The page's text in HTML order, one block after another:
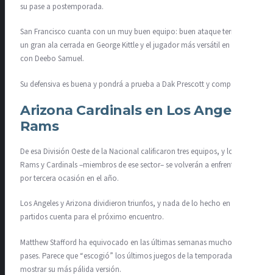
su pase a postemporada.
San Francisco cuanta con un muy buen equipo: buen ataque terrestre,
un gran ala cerrada en George Kittle y el jugador más versátil en la liga
con Deebo Samuel.
Su defensiva es buena y pondrá a prueba a Dak Prescott y compañía
Arizona Cardinals en Los Angeles
Rams
De esa División Oeste de la Nacional calificaron tres equipos, y los
Rams y Cardinals –miembros de ese sector– se volverán a enfrentar
por tercera ocasión en el año.
Los Angeles y Arizona dividieron triunfos, y nada de lo hecho en esos
partidos cuenta para el próximo encuentro.
Matthew Stafford ha equivocado en las últimas semanas muchos
pases. Parece que “escogió” los últimos juegos de la temporada para
mostrar su más pálida versión.